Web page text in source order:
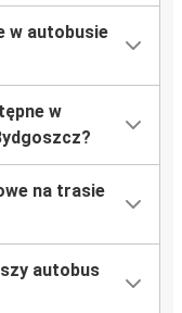
w autobusie
w
na trasie
autobus